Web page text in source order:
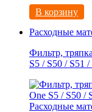
В корзину
Расходные
Фильтр,
S5 / S50 / S51
Расходные